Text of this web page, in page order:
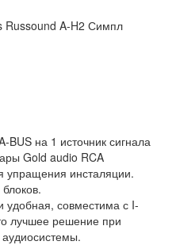
BUS на 1 источник сигнала
Gold audio RCA
упращения инсталяции.
удобная, совместима с I-
лучшее решение при